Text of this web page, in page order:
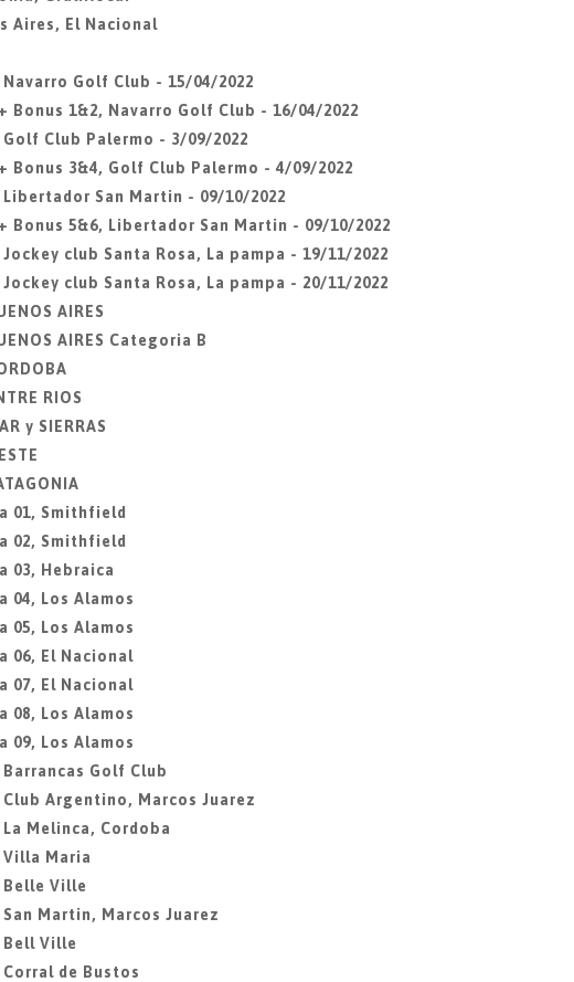
Aires, El Nacional
Golf Club - 15/04/2022
Bonus 1&2, Navarro Golf Club - 16/04/2022
Club Palermo - 3/09/2022
Bonus 3&4, Golf Club Palermo - 4/09/2022
San Martin - 09/10/2022
Bonus 5&6, Libertador San Martin - 09/10/2022
club Santa Rosa, La pampa - 19/11/2022
club Santa Rosa, La pampa - 20/11/2022
AIRES
AIRES Categoria B
RIOS
y SIERRAS
01, Smithfield
02, Smithfield
03, Hebraica
04, Los Alamos
05, Los Alamos
06, El Nacional
07, El Nacional
08, Los Alamos
09, Los Alamos
Barrancas Golf Club
Club Argentino, Marcos Juarez
La Melinca, Cordoba
Villa Maria
Belle Ville
San Martin, Marcos Juarez
Bell Ville
Corral de Bustos